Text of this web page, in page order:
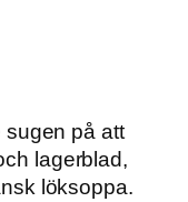
sugen på att
lagerblad,
löksoppa.